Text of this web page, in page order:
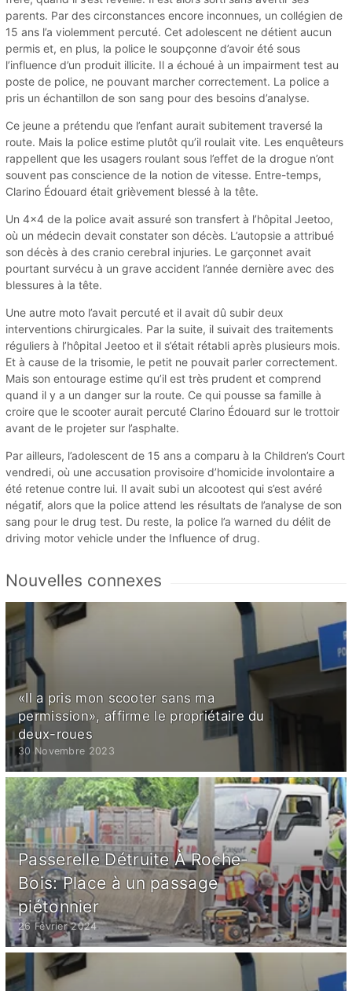
parents. Par des circonstances encore inconnues, un collégien de
15 ans l’a violemment percuté. Cet adolescent ne détient aucun
permis et, en plus, la police le soupçonne d’avoir été sous
l’influence d’un produit illicite. Il a échoué à un impairment test au
poste de police, ne pouvant marcher correctement. La police a
pris un échantillon de son sang pour des besoins d’analyse.
Ce jeune a prétendu que l’enfant aurait subitement traversé la
route. Mais la police estime plutôt qu’il roulait vite. Les enquêteurs
rappellent que les usagers roulant sous l’effet de la drogue n’ont
souvent pas conscience de la notion de vitesse. Entre-temps,
Clarino Édouard était grièvement blessé à la tête.
Un 4×4 de la police avait assuré son transfert à l’hôpital Jeetoo,
où un médecin devait constater son décès. L’autopsie a attribué
son décès à des cranio cerebral injuries. Le garçonnet avait
pourtant survécu à un grave accident l’année dernière avec des
blessures à la tête.
Une autre moto l’avait percuté et il avait dû subir deux
interventions chirurgicales. Par la suite, il suivait des traitements
réguliers à l’hôpital Jeetoo et il s’était rétabli après plusieurs mois.
Et à cause de la trisomie, le petit ne pouvait parler correctement.
Mais son entourage estime qu’il est très prudent et comprend
quand il y a un danger sur la route. Ce qui pousse sa famille à
croire que le scooter aurait percuté Clarino Édouard sur le trottoir
avant de le projeter sur l’asphalte.
Par ailleurs, l’adolescent de 15 ans a comparu à la Children’s Court
vendredi, où une accusation provisoire d’homicide involontaire a
été retenue contre lui. Il avait subi un alcootest qui s’est avéré
négatif, alors que la police attend les résultats de l’analyse de son
sang pour le drug test. Du reste, la police l’a warned du délit de
driving motor vehicle under the Influence of drug.
Nouvelles connexes
«Il a pris mon scooter sans ma
permission», affirme le propriétaire du
deux-roues
30 Novembre 2023
Passerelle Détruite À Roche-
Bois: Place à un passage
piétonnier
26 Février 2024